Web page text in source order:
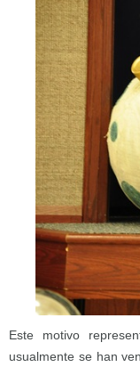
Este motivo
usualmente se han